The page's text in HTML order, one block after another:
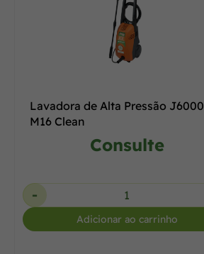
Lavadora de Alta Pressão J6000
M16 Clean
Consulte
-
Adicionar ao carrinho